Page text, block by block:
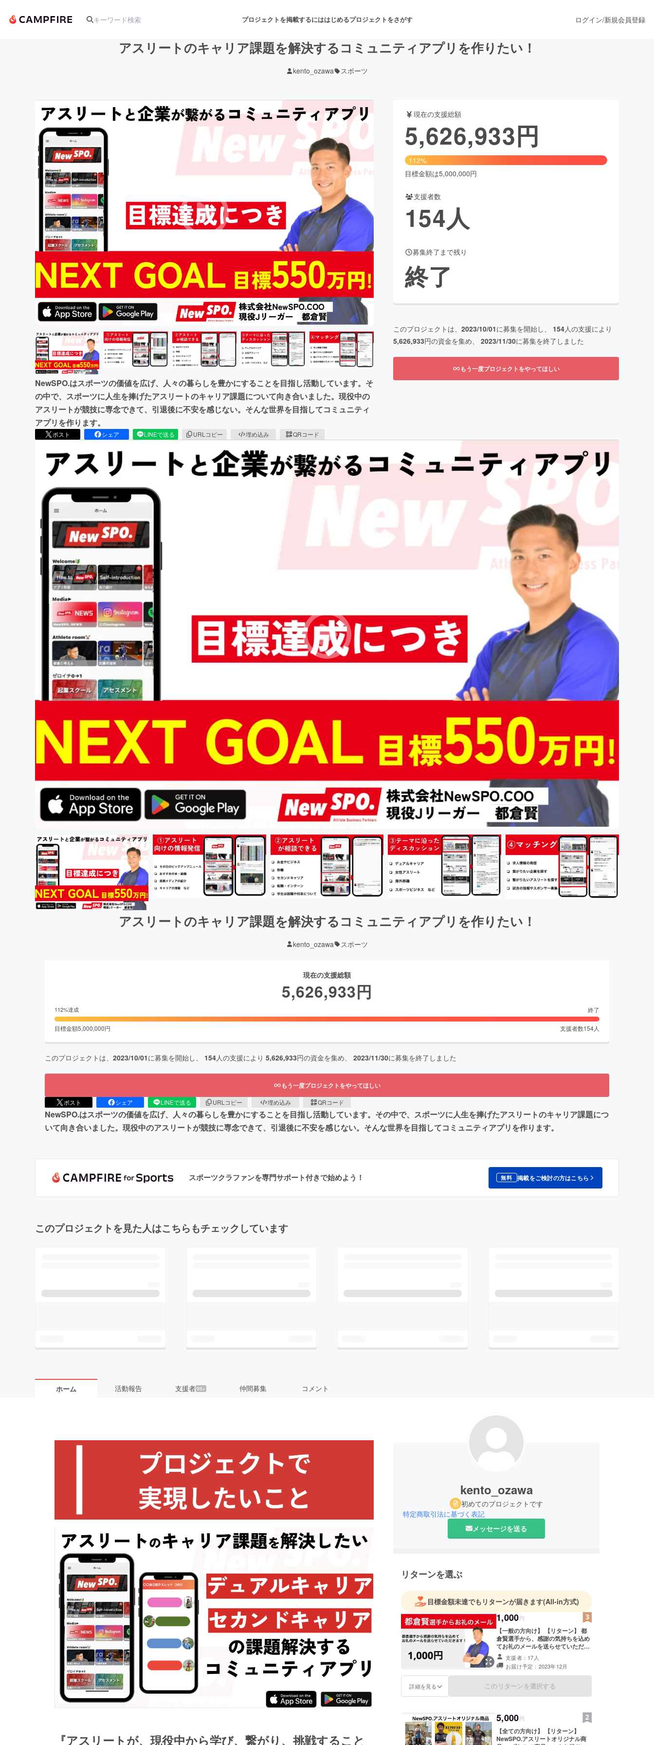
プロジェクトを掲載するにははじめるプロジェクトをさがす
アート・写真 音楽 舞台・パフォーマンス
テクノロジー・ガジェット ゲーム・サービス開発 フード・飲食店 ファッション
映像・映画 書籍・雑誌出版 アニメ・漫画
ビジネス・起業 チャレンジ ビューティー・ヘルスケア
まちづくり・地域活性化
CAMPFIREふるさと納税machi-yaコミュニティ
ログイン/新規会員登録
アスリートのキャリア課題を解決するコミュニティアプリを作りたい！
kento_ozawa スポーツ
NewSPO.はスポーツの価値を広げ、人々の暮らしを豊かにすることを目指し活動しています。そ
の中で、スポーツに人生を捧げたアスリートのキャリア課題について向き合いました。現役中の
アスリートが競技に専念できて、引退後に不安を感じない。そんな世界を目指してコミュニティ
アプリを作ります。
ポスト シェア LINEで送る URLコピー 埋め込み QRコード
現在の支援総額
5,626,933円
112%
目標金額は5,000,000円
支援者数
154人
募集終了まで残り
終了
このプロジェクトは、 2023/10/01に募集を開始し、 154人の支援により
5,626,933円の資金を集め、 2023/11/30に募集を終了しました
もう一度プロジェクトをやってほしい
アスリートのキャリア課題を解決するコミュニティアプリを作りたい！
kento_ozawa スポーツ
現在の支援総額
5,626,933円
112%達成 終了
目標金額5,000,000円 支援者数154人
このプロジェクトは、 2023/10/01に募集を開始し、 154人の支援により 5,626,933円の資金を集め、 2023/11/30に募集を終了しました
もう一度プロジェクトをやってほしい
ポスト シェア LINEで送る URLコピー 埋め込み QRコード
NewSPO.はスポーツの価値を広げ、人々の暮らしを豊かにすることを目指し活動しています。その中で、スポーツに人生を捧げたアスリートのキャリア課題につ
いて向き合いました。現役中のアスリートが競技に専念できて、引退後に不安を感じない。そんな世界を目指してコミュニティアプリを作ります。
スポーツクラファンを専門サポート付きで始めよう！ 無料 掲載をご検討の方はこちら
このプロジェクトを見た人はこちらもチェックしています
ホーム 活動報告 支援者99+ 仲間募集 コメント
『アスリートが、現役中から学び、繋がり、挑戦すること
kento_ozawa
初めてのプロジェクトです
特定商取引法に基づく表記
メッセージを送る
リターンを選ぶ
目標金額未達でもリターンが届きます(All-in方式)
1,000円
【一般の方向け】 【リターン】 都
倉賢選手から、感謝の気持ちを込め
てお礼のメールを送らせていただき
ます！支援者：17人
お届け予定：2023年12月
詳細を見る このリターンを選択する
5,000円
【全ての方向け】 【リターン】
NewSPO.アスリートオリジナル商